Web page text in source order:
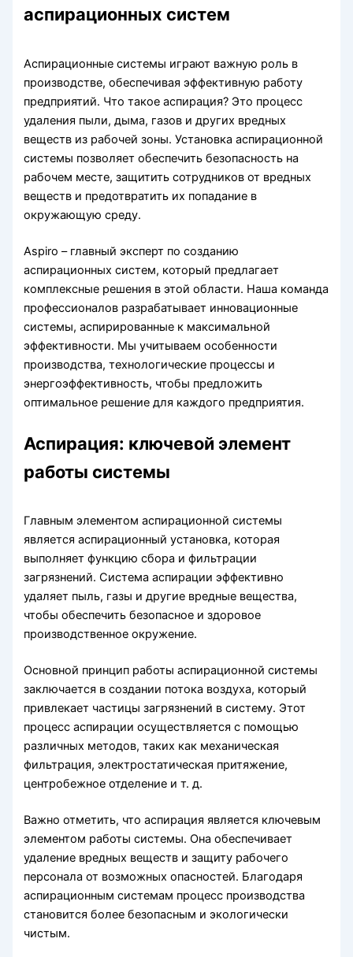
аспирационных систем
Аспирационные системы играют важную роль в
производстве, обеспечивая эффективную работу
предприятий. Что такое аспирация? Это процесс
удаления пыли, дыма, газов и других вредных
веществ из рабочей зоны. Установка аспирационной
системы позволяет обеспечить безопасность на
рабочем месте, защитить сотрудников от вредных
веществ и предотвратить их попадание в
окружающую среду.
Aspiro – главный эксперт по созданию
аспирационных систем, который предлагает
комплексные решения в этой области. Наша команда
профессионалов разрабатывает инновационные
системы, аспирированные к максимальной
эффективности. Мы учитываем особенности
производства, технологические процессы и
энергоэффективность, чтобы предложить
оптимальное решение для каждого предприятия.
Аспирация: ключевой элемент
работы системы
Главным элементом аспирационной системы
является аспирационный установка, которая
выполняет функцию сбора и фильтрации
загрязнений. Система аспирации эффективно
удаляет пыль, газы и другие вредные вещества,
чтобы обеспечить безопасное и здоровое
производственное окружение.
Основной принцип работы аспирационной системы
заключается в создании потока воздуха, который
привлекает частицы загрязнений в систему. Этот
процесс аспирации осуществляется с помощью
различных методов, таких как механическая
фильтрация, электростатическая притяжение,
центробежное отделение и т. д.
Важно отметить, что аспирация является ключевым
элементом работы системы. Она обеспечивает
удаление вредных веществ и защиту рабочего
персонала от возможных опасностей. Благодаря
аспирационным системам процесс производства
становится более безопасным и экологически
чистым.